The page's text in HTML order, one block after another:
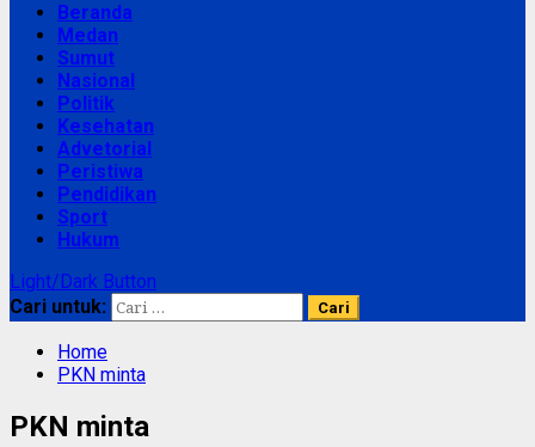
Beranda
Medan
Sumut
Nasional
Politik
Kesehatan
Advetorial
Peristiwa
Pendidikan
Sport
Hukum
Light/Dark Button
Cari untuk:
Home
PKN minta
PKN minta